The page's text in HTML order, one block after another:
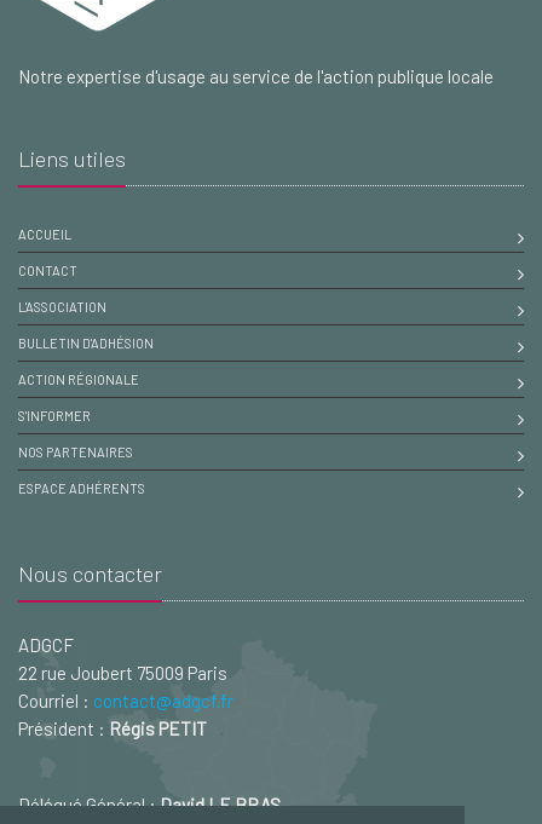
Notre expertise d'usage au service de l'action publique locale
Liens utiles
ACCUEIL
CONTACT
L'ASSOCIATION
BULLETIN D'ADHÉSION
ACTION RÉGIONALE
S'INFORMER
NOS PARTENAIRES
ESPACE ADHÉRENTS
Nous contacter
ADGCF
22 rue Joubert 75009 Paris
Courriel : contact@adgcf.fr
Président : Régis PETIT
Délégué Général :David LE BRAS